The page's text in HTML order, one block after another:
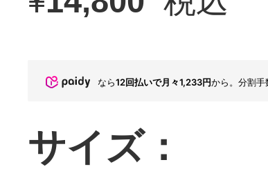
なら12回払いで月々1,233円から。分割手
サイズ：